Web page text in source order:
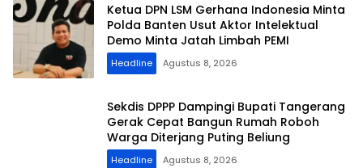
Ketua DPN LSM Gerhana Indonesia Minta
Polda Banten Usut Aktor Intelektual
Demo Minta Jatah Limbah PEMI
Headline Agustus 8, 2026
Sekdis DPPP Dampingi Bupati Tangerang
Gerak Cepat Bangun Rumah Roboh
Warga Diterjang Puting Beliung
Headline Agustus 8, 2026